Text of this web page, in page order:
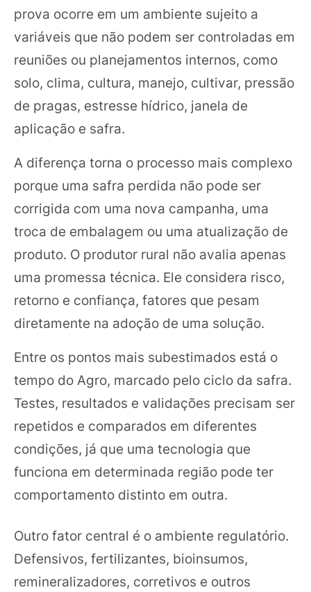
prova ocorre em um ambiente sujeito a
variáveis que não podem ser controladas em
reuniões ou planejamentos internos, como
solo, clima, cultura, manejo, cultivar, pressão
de pragas, estresse hídrico, janela de
aplicação e safra.
A diferença torna o processo mais complexo
porque uma safra perdida não pode ser
corrigida com uma nova campanha, uma
troca de embalagem ou uma atualização de
produto. O produtor rural não avalia apenas
uma promessa técnica. Ele considera risco,
retorno e confiança, fatores que pesam
diretamente na adoção de uma solução.
Entre os pontos mais subestimados está o
tempo do Agro, marcado pelo ciclo da safra.
Testes, resultados e validações precisam ser
repetidos e comparados em diferentes
condições, já que uma tecnologia que
funciona em determinada região pode ter
comportamento distinto em outra.
Outro fator central é o ambiente regulatório.
Defensivos, fertilizantes, bioinsumos,
remineralizadores, corretivos e outros